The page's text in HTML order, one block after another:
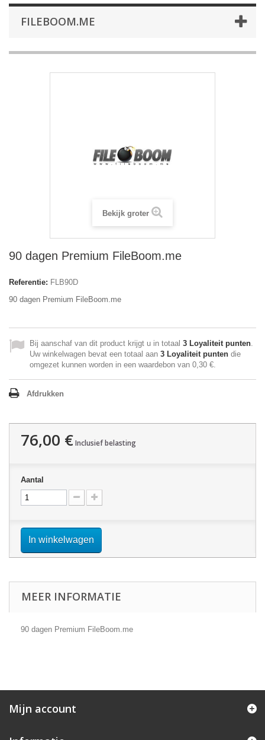
FILEBOOM.ME
Bekijk groter
90 dagen Premium FileBoom.me
Referentie: FLB90D
90 dagen Premium FileBoom.me
Bij aanschaf van dit product krijgt u in totaal 3 Loyaliteit punten.
Uw winkelwagen bevat een totaal aan 3 Loyaliteit punten die
omgezet kunnen worden in een waardebon van 0,30 €.
Afdrukken
76,00 €Inclusief belasting
Aantal
In winkelwagen
MEER INFORMATIE
90 dagen Premium FileBoom.me
Mijn account